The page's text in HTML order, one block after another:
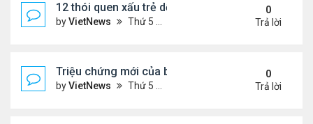
12 thói quen xấu trẻ dễ bắt chước bố mẹ
byVietNews Thứ 5 Tháng 7 21, 2022 4:43 pm
0
Trả lời
Triệu chứng mới của biến thể phụ BA.5
byVietNews Thứ 5 Tháng 7 21, 2022 2:10 pm
0
Trả lời